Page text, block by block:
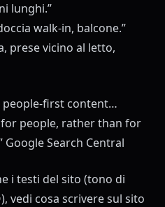
lunghi.”
walk-in, balcone.”
prese vicino al letto,
people-first content…
people, rather than for
Google Search Central
i testi del sito (tono di
vedi cosa scrivere sul sito